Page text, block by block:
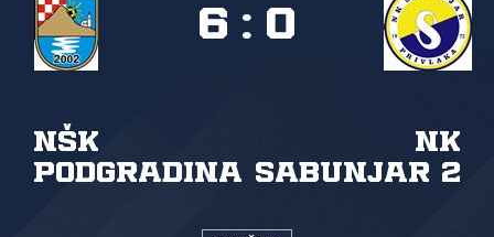
NŠK
Podgradina
NK
Sabunjar 2
6 : 0